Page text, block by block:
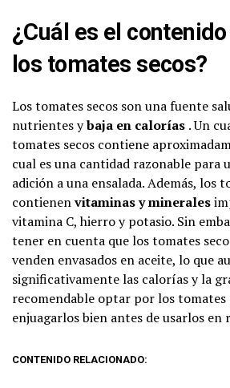
¿Cuál es el
los tomates secos?
Los tomates secos son una fuente
nutrientes ybaja en calorías . Un
tomates secos contiene
cual es una cantidad razonable para
adición a una ensalada. Además, los
contienenvitaminas y minerales
vitamina C, hierro y potasio. Sin
tener en cuenta que los tomates
venden envasados en aceite, lo que
significativamente las calorías y la
recomendable optar por los tomates
enjuagarlos bien antes de usarlos en
CONTENIDO RELACIONADO: